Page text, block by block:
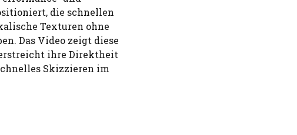
die schnellen
Texturen ohne
Das Video zeigt diese
ihre Direktheit
Skizzieren im